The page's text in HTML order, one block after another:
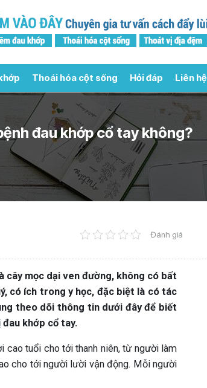
Thoái hóa cột sống Hỏi đáp Liên hệ
đau khớp cổ tay không?
Đánh giá
cây mọc dại ven đường, không có bất
có ích trong y học, đặc biệt là có tác
theo dõi thông tin dưới đây để biết
khớp cổ tay.
cao tuổi cho tới thanh niên, từ người làm
cho tới người lười vận động. Mỗi người